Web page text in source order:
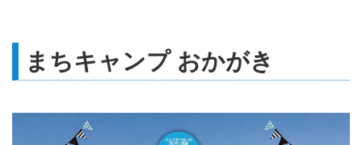
会、はじめての車中泊体験！道の
駅公認、キャンピングカー専用特
道の駅むなかたを満喫しよう！
まちキャンプ おかがき